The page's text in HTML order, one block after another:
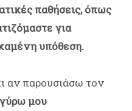
παθήσεις, όπως
για
υπόθεση.
αν παρουσιάσω τον
μου